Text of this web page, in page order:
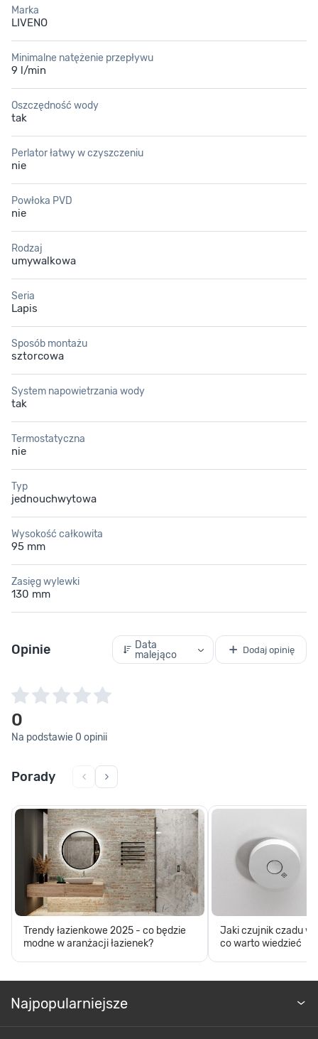
Marka
LIVENO
Minimalne natężenie przepływu
9 l/min
Oszczędność wody
tak
Perlator łatwy w czyszczeniu
nie
Powłoka PVD
nie
Rodzaj
umywalkowa
Seria
Lapis
Sposób montażu
sztorcowa
System napowietrzania wody
tak
Termostatyczna
nie
Typ
jednouchwytowa
Wysokość całkowita
95 mm
Zasięg wylewki
130 mm
Opinie
Data
malejąco
Dodaj opinię
0
Na podstawie 0 opinii
Porady
Trendy łazienkowe 2025 - co będzie
modne w aranżacji łazienek?
Jaki czujnik czadu
co warto wiedzieć
Najpopularniejsze